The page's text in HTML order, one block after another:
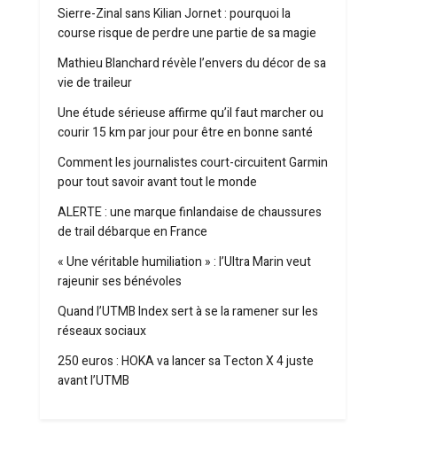
Sierre-Zinal sans Kilian Jornet : pourquoi la
course risque de perdre une partie de sa magie
Mathieu Blanchard révèle l’envers du décor de sa
vie de traileur
Une étude sérieuse affirme qu’il faut marcher ou
courir 15 km par jour pour être en bonne santé
Comment les journalistes court-circuitent Garmin
pour tout savoir avant tout le monde
ALERTE : une marque finlandaise de chaussures
de trail débarque en France
« Une véritable humiliation » : l’Ultra Marin veut
rajeunir ses bénévoles
Quand l’UTMB Index sert à se la ramener sur les
réseaux sociaux
250 euros : HOKA va lancer sa Tecton X 4 juste
avant l’UTMB